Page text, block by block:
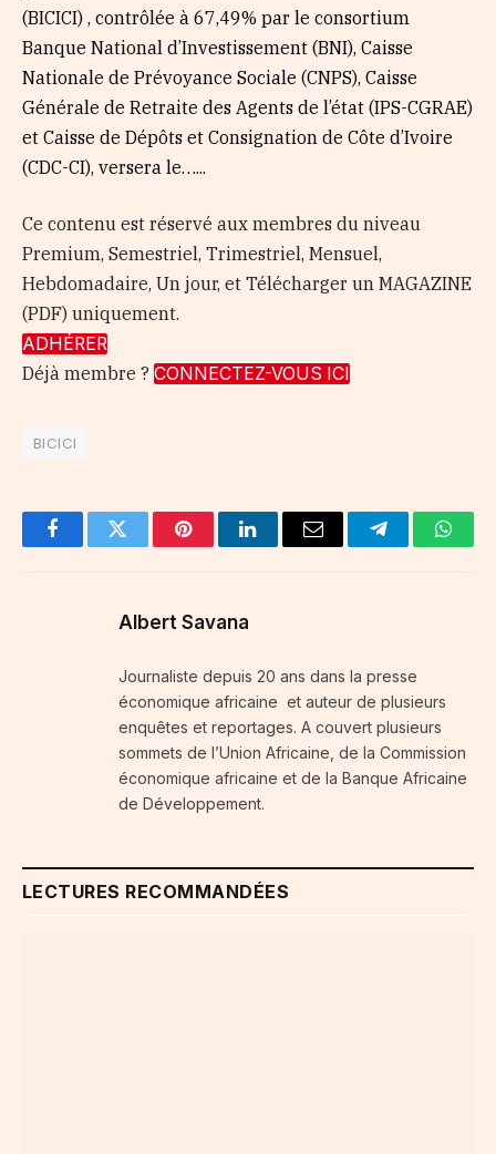
(BICICI) , contrôlée à 67,49% par le consortium
Banque National d’Investissement (BNI), Caisse
Nationale de Prévoyance Sociale (CNPS), Caisse
Générale de Retraite des Agents de l’état (IPS-CGRAE)
et Caisse de Dépôts et Consignation de Côte d’Ivoire
(CDC-CI), versera le…...
Ce contenu est réservé aux membres du niveau
Premium, Semestriel, Trimestriel, Mensuel,
Hebdomadaire, Un jour, et Télécharger un MAGAZINE
(PDF) uniquement.
ADHÉRER
Déjà membre ? CONNECTEZ-VOUS ICI
BICICI
FacebookTwitter PinterestLinkedInEmail Telegram
Albert Savana
Journaliste depuis 20 ans dans la presse
économique africaine et auteur de plusieurs
enquêtes et reportages. A couvert plusieurs
sommets de l’Union Africaine, de la Commission
économique africaine et de la Banque Africaine
de Développement.
LECTURES RECOMMANDÉES